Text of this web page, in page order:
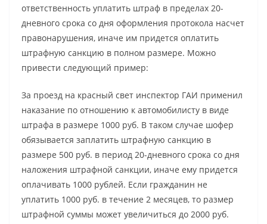
ответственность уплатить штраф в пределах 20-
дневного срока со дня оформления протокола насчет
правонарушения, иначе им придется оплатить
штрафную санкцию в полном размере. Можно
привести следующий пример:
За проезд на красный свет инспектор ГАИ применил
наказание по отношению к автомобилисту в виде
штрафа в размере 1000 руб. В таком случае шофер
обязывается заплатить штрафную санкцию в
размере 500 руб. в период 20-дневного срока со дня
наложения штрафной санкции, иначе ему придется
оплачивать 1000 рублей. Если гражданин не
уплатить 1000 руб. в течение 2 месяцев, то размер
штрафной суммы может увеличиться до 2000 руб.